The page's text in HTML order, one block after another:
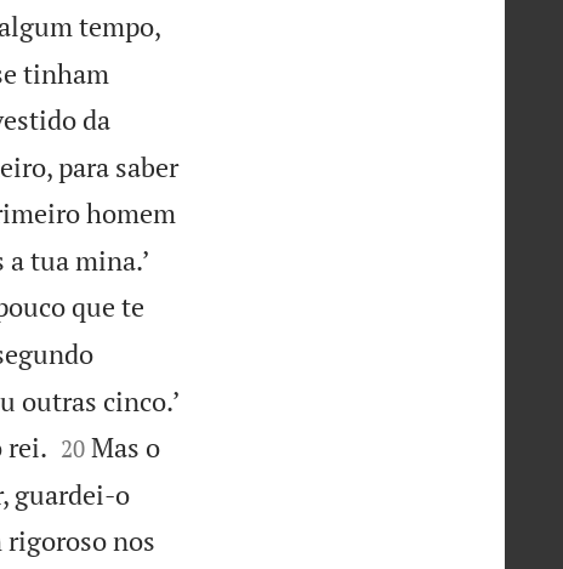
tempo,
tinham
da
para saber
homem
tua mina.’
que te
outras cinco.’
rei.
20 Mas o
guardei-o
rigoroso nos